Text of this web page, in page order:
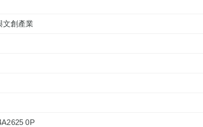
文創產業
0P